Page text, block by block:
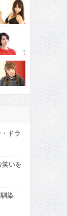
ドラ
いを
染